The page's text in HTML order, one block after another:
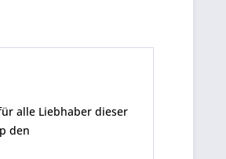
alle Liebhaber dieser
den